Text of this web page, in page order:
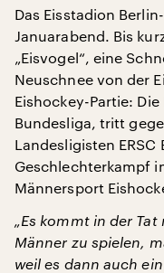
Das Eisstadion
Januarabend. Bis
„Eisvogel“, eine
Neuschnee von der
Eishockey-Partie:
Bundesliga, tritt
Landesligisten ERSC
Geschlechterkampf
Männersport
„Es kommt in der
Männer zu spielen,
weil es dann auch